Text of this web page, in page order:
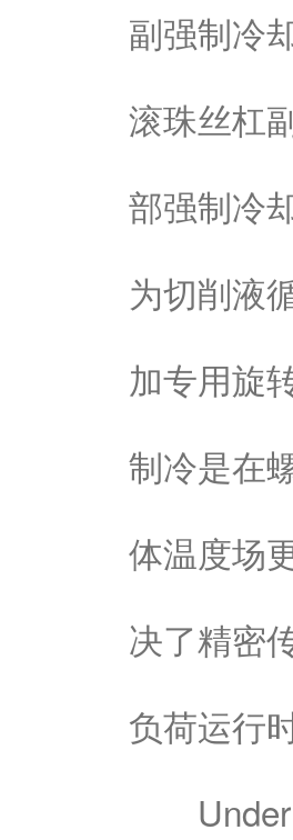
副强制冷
滚珠丝杠
部强制冷
为切削液
加专用旋
制冷是在
体温度场
决了精密
负荷运行
Under